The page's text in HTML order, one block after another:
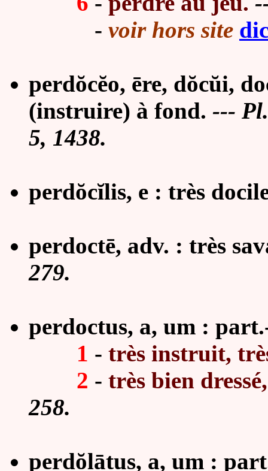
- voir hors site
perdŏcĕo, ēre, dŏcŭi,
(instruire) à fond. ---
5, 1438.
perdŏcĭlis, e : très
perdoctē, adv. : très
279.
perdoctus, a, um :
1 - très instruit,
2 - très bien
258.
perdŏlātus, a, um :